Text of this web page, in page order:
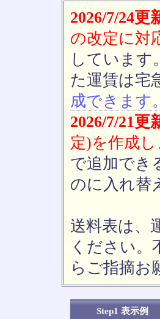
2026/7/24更
の改定に対
しています
た運賃は宅
成できます。
2026/7/21更
定)を作成し
で追加でき
のに入れ替
送料表は、
ください。
らご指摘お
Step1 表示例